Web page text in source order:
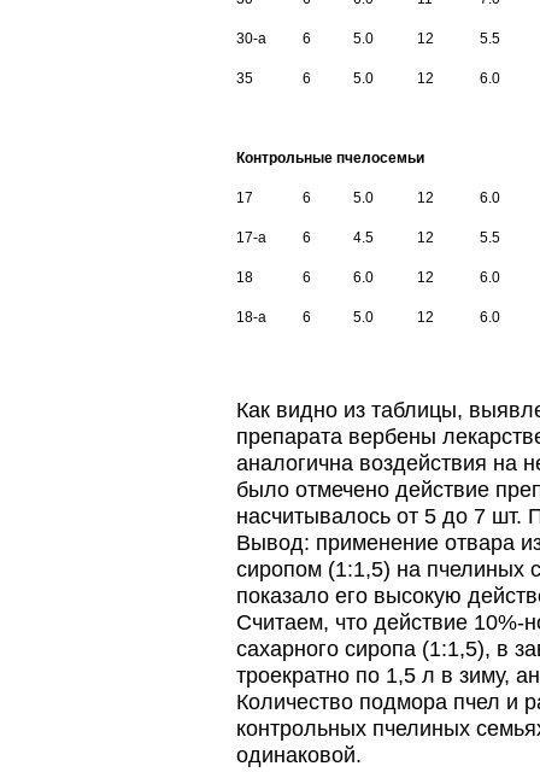
30-а 6 5.0 12 5.5
35 6 5.0 12 6.0
Контрольные пчелосемьи
17 6 5.0 12 6.0
17-а 6 4.5 12 5.5
18 6 6.0 12 6.0
18-а 6 5.0 12 6.0
Как видно из таблицы,
препарата вербены
аналогична воздействия на
было отмечено действие
насчитывалось от 5 до 7 шт.
Вывод: применение отвара
сиропом (1:1,5) на пчелиных
показало его высокую
Считаем, что действие 10%-
сахарного сиропа (1:1,5), в
троекратно по 1,5 л в зиму,
Количество подмора пчел и
контрольных пчелиных
одинаковой.